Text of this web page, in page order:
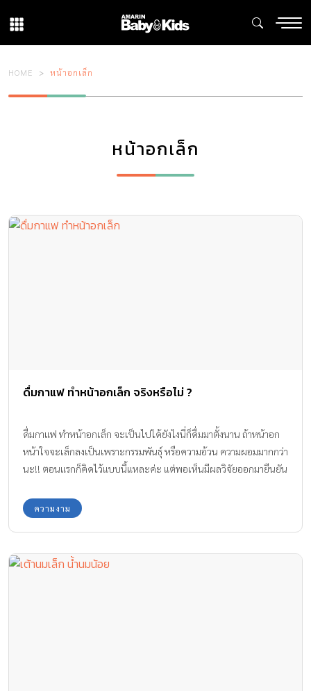
HOME หน้าอกเล็ก
หน้าอกเล็ก
ดื่มกาแฟ ทำหน้าอกเล็ก จริงหรือไม่ ?
ดื่มกาแฟ ทำหน้าอกเล็ก จะเป็นไปได้ยังไงนี่ก็ดื่มมาตั้งนาน ถ้าหน้าอก
หน้าใจจะเล็กลงเป็นเพราะกรรมพันธุ์ หรือความอ้วน ความผอมมากกว่า
นะ!! ตอนแรกก็คิดไว้แบบนี้แหละค่ะ แต่พอเห็นมีผลวิจัยออกมายืนยัน
ทำให้หน้าอกเล็กลงได้เหมือนกันค่ะ
ความงาม